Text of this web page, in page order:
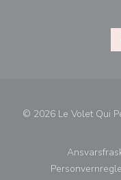
© 2026 Le Volet Qui